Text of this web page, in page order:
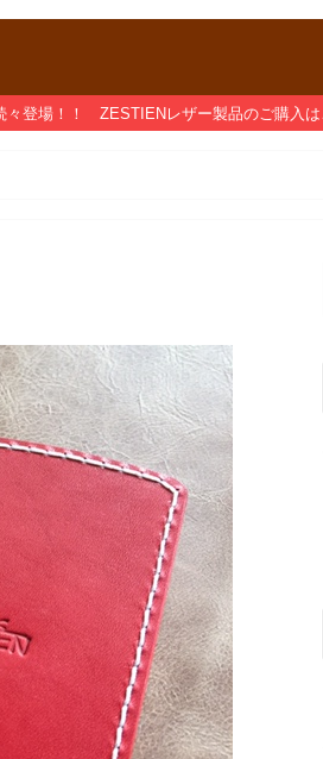
登場！！ ZESTIENレザー製品のご購入は